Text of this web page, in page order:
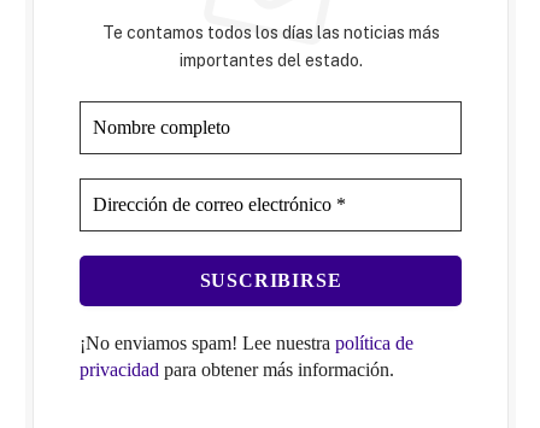
Te contamos todos los días las noticias más
importantes del estado.
¡No enviamos spam! Lee nuestra política de
privacidad para obtener más información.